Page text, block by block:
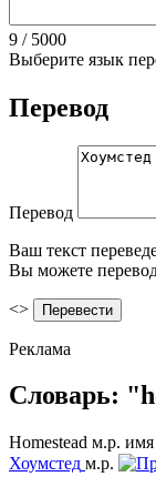
9 / 5000
Выберите язык
Перевод
Перевод
Ваш текст
Вы можете
<>
Реклама
Словарь:
Homestead м.р. имя
Хоумстед м.р.